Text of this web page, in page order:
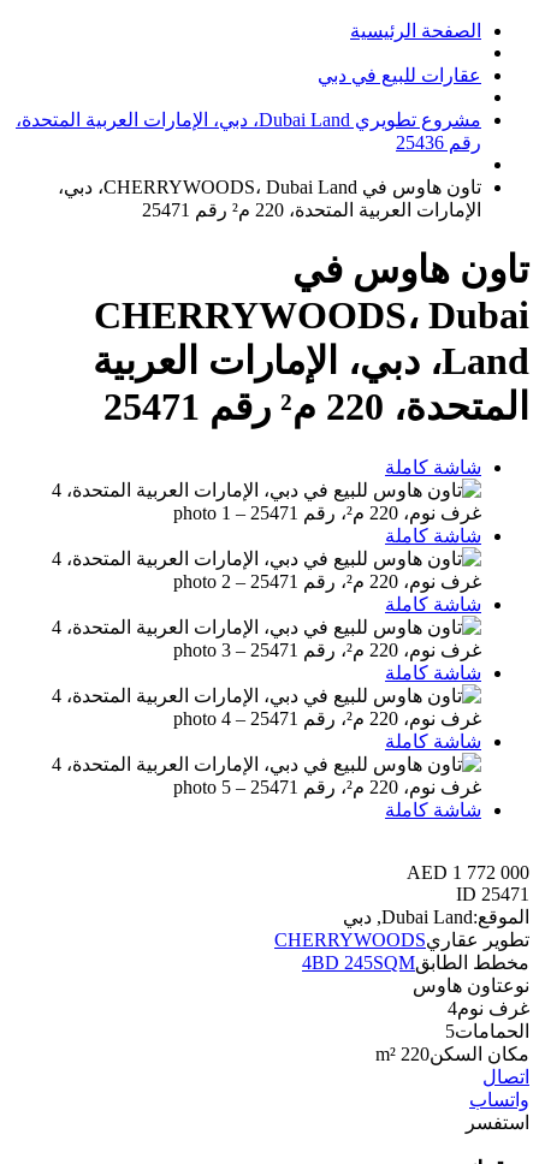
الصفحة الرئيسية
عقارات للبيع في دبي
مشروع تطويري Dubai Land، دبي، الإمارات العربية المتحدة،
رقم 25436
تاون هاوس في CHERRYWOODS، Dubai Land، دبي،
الإمارات العربية المتحدة، 220 م² رقم 25471
تاون هاوس في
CHERRYWOODS، Dubai
Land، دبي، الإمارات العربية
المتحدة، 220 م² رقم 25471
شاشة كاملة
شاشة كاملة
شاشة كاملة
شاشة كاملة
شاشة كاملة
شاشة كاملة
AED 1 772 000
ID 25471
الموقع:Dubai Land, دبي
تطوير عقاريCHERRYWOODS
مخطط الطابق4BD 245SQM
نوعتاون هاوس
غرف نوم4
الحمامات5
مكان السكن220 m²
اتصال
واتساب
استفسر